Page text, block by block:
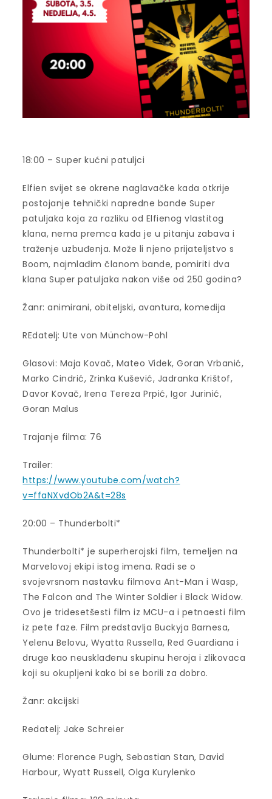
18:00 – Super kućni patuljci
Elfien svijet se okrene naglavačke kada otkrije
postojanje tehnički napredne bande Super
patuljaka koja za razliku od Elfienog vlastitog
klana, nema premca kada je u pitanju zabava i
traženje uzbuđenja. Može li njeno prijateljstvo s
Boom, najmlađim članom bande, pomiriti dva
klana Super patuljaka nakon više od 250 godina?
Žanr: animirani, obiteljski, avantura, komedija
REdatelj: Ute von Münchow-Pohl
Glasovi: Maja Kovač, Mateo Videk, Goran Vrbanić,
Marko Cindrić, Zrinka Kušević, Jadranka Krištof,
Davor Kovač, Irena Tereza Prpić, Igor Jurinić,
Goran Malus
Trajanje filma: 76
Trailer:
https://www.youtube.com/watch?
v=ffaNXvdOb2A&t=28s
20:00 – Thunderbolti*
Thunderbolti* je superherojski film, temeljen na
Marvelovoj ekipi istog imena. Radi se o
svojevrsnom nastavku filmova Ant-Man i Wasp,
The Falcon and The Winter Soldier i Black Widow.
Ovo je tridesetšesti film iz MCU-a i petnaesti film
iz pete faze. Film predstavlja Buckyja Barnesa,
Yelenu Belovu, Wyatta Russella, Red Guardiana i
druge kao neusklađenu skupinu heroja i zlikovaca
koji su okupljeni kako bi se borili za dobro.
Žanr: akcijski
Redatelj: Jake Schreier
Glume: Florence Pugh, Sebastian Stan, David
Harbour, Wyatt Russell, Olga Kurylenko